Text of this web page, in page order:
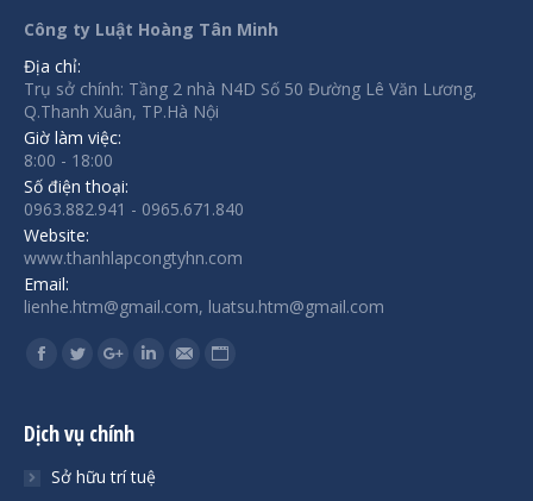
Công ty Luật Hoàng Tân Minh
Địa chỉ:
Trụ sở chính: Tầng 2 nhà N4D Số 50 Đường Lê Văn Lương,
Q.Thanh Xuân, TP.Hà Nội
Giờ làm việc:
8:00 - 18:00
Số điện thoại:
0963.882.941 - 0965.671.840
Website:
www.thanhlapcongtyhn.com
Email:
lienhe.htm@gmail.com, luatsu.htm@gmail.com
Find us on:
Facebook
Twitter MailWebsite
Dịch vụ chính
Sở hữu trí tuệ